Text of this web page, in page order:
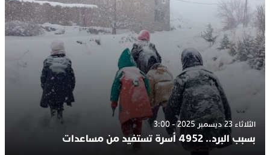
الثلاثاء 23 ديسمبر 2025 - 3:00
بسبب البرد.. 4952 أسرة تستفيد من مساعدات